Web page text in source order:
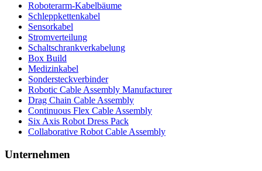
Roboterarm-Kabelbäume
Schleppkettenkabel
Sensorkabel
Stromverteilung
Schaltschrankverkabelung
Box Build
Medizinkabel
Sondersteckverbinder
Robotic Cable Assembly Manufacturer
Drag Chain Cable Assembly
Continuous Flex Cable Assembly
Six Axis Robot Dress Pack
Collaborative Robot Cable Assembly
Unternehmen